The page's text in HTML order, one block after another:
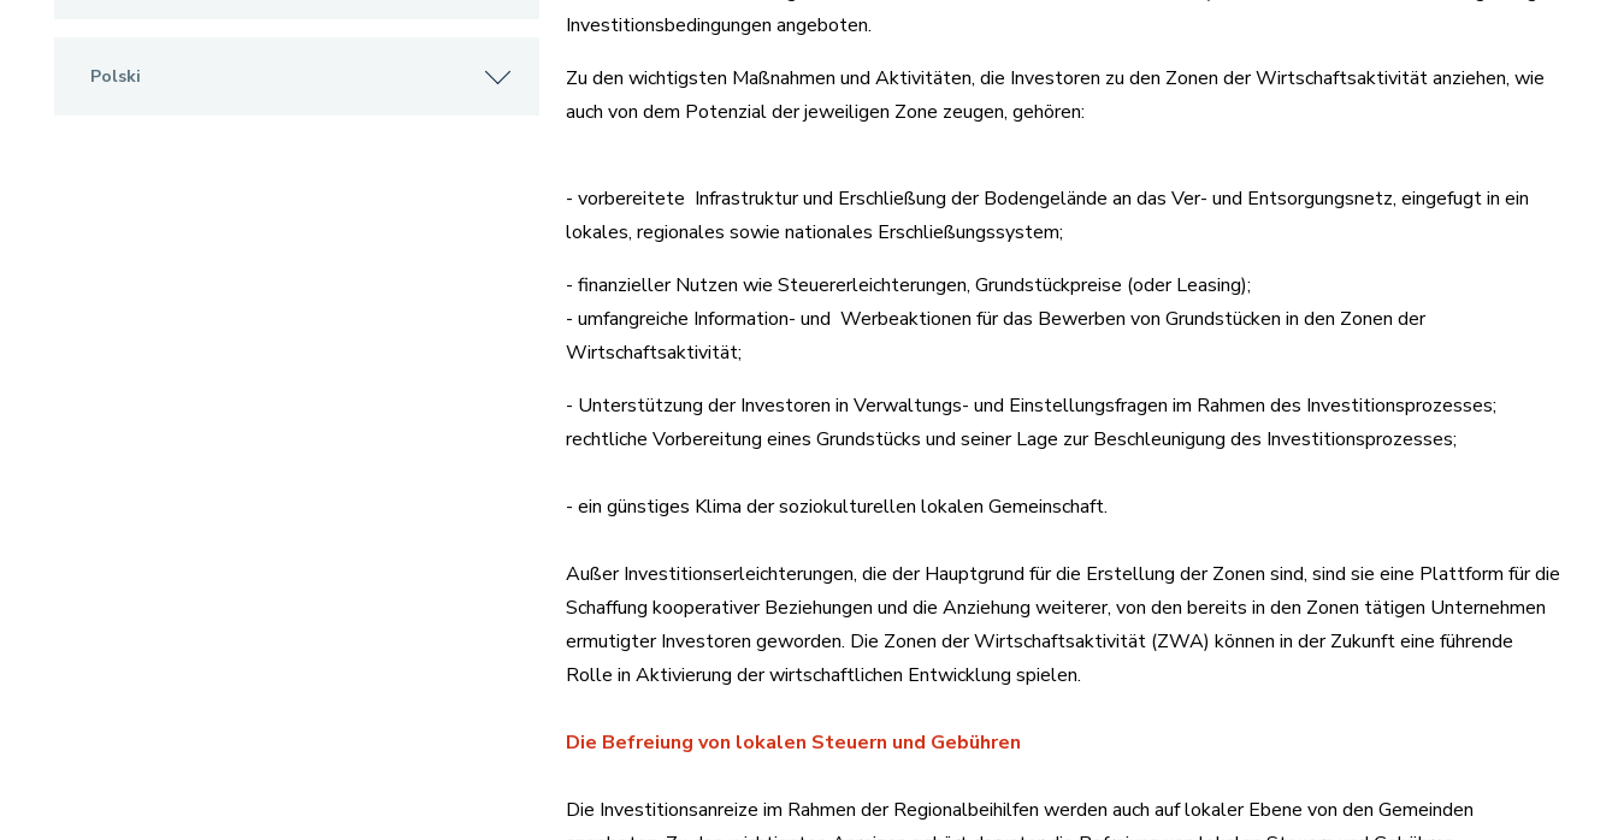
Polski
Investitionsbedingungen angeboten.
Zu den wichtigsten Maßnahmen und Aktivitäten, die Investoren zu den Zonen der Wirtschaftsaktivität anziehen, wie
auch von dem Potenzial der jeweiligen Zone zeugen, gehören:
- vorbereitete Infrastruktur und Erschließung der Bodengelände an das Ver- und Entsorgungsnetz, eingefugt in ein
lokales, regionales sowie nationales Erschließungssystem;
- finanzieller Nutzen wie Steuererleichterungen, Grundstückpreise (oder Leasing);
- umfangreiche Information- und Werbeaktionen für das Bewerben von Grundstücken in den Zonen der
Wirtschaftsaktivität;
- Unterstützung der Investoren in Verwaltungs- und Einstellungsfragen im Rahmen des Investitionsprozesses;
rechtliche Vorbereitung eines Grundstücks und seiner Lage zur Beschleunigung des Investitionsprozesses;
- ein günstiges Klima der soziokulturellen lokalen Gemeinschaft.
Außer Investitionserleichterungen, die der Hauptgrund für die Erstellung der Zonen sind, sind sie eine Plattform für die
Schaffung kooperativer Beziehungen und die Anziehung weiterer, von den bereits in den Zonen tätigen Unternehmen
ermutigter Investoren geworden. Die Zonen der Wirtschaftsaktivität (ZWA) können in der Zukunft eine führende
Rolle in Aktivierung der wirtschaftlichen Entwicklung spielen.
Die Befreiung von lokalen Steuern und Gebühren
Die Investitionsanreize im Rahmen der Regionalbeihilfen werden auch auf lokaler Ebene von den Gemeinden